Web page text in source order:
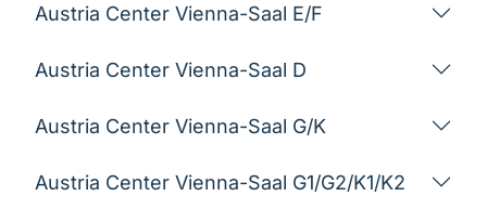
Austria Center Vienna-Saal E/F
Austria Center Vienna-Saal D
Austria Center Vienna-Saal G/K
Austria Center Vienna-Saal G1/G2/K1/K2